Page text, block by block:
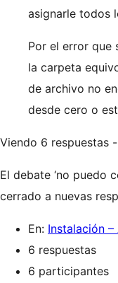
asignarle todos
Por el error que
la carpeta
de archivo no
desde cero o
Viendo 6 respuestas
El debate ‘no puedo
cerrado a nuevas
En: Instalación
6 respuestas
6 participantes